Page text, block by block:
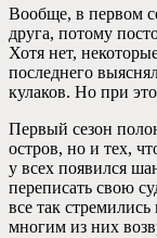
Вообще, в первом
друга, потому
Хотя нет,
последнего
кулаков. Но при
Первый сезон
остров, но и тех,
у всех появился
переписать свою
все так
многим из них